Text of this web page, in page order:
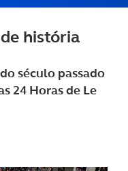
história
século passado
24 Horas de Le